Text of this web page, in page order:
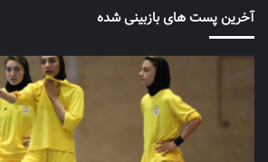
آخرین پست های بازبینی شده